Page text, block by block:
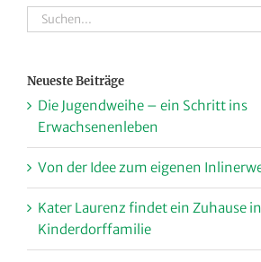
Suche
nach:
Neueste Beiträge
Die Jugendweihe – ein Schritt ins
Erwachsenenleben
Von der Idee zum eigenen
Kater Laurenz findet ein Zuhause
Kinderdorffamilie